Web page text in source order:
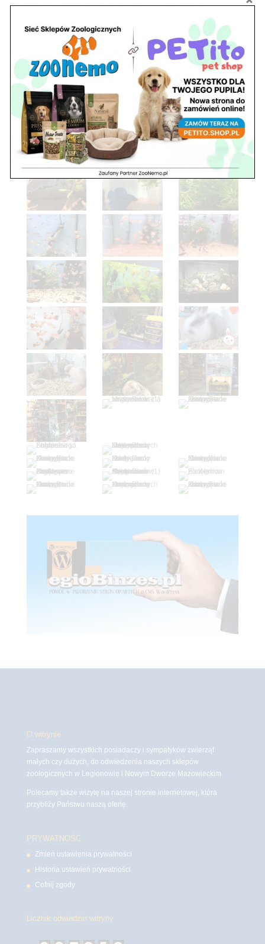
pon. – piąt. 10.00 – 19.00
sob. 8.00 – 15.00
niedz. zamknięte
O witrynie
Zapraszamy wszystkich posiadaczy i sympatyków zwierząt
małych czy dużych, do odwiedzenia naszych sklepów
zoologicznych w Legionowie i Nowym Dworze Mazowieckim
Polecamy także wizytę na naszej stronie internetowej, która
przybliży Państwu naszą ofertę.
PRYWATNOŚĆ
Zmień ustawienia prywatności
Historia ustawień prywatności
Cofnij zgody
Licznik odwiedzin witryny